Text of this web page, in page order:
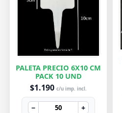
PALETA PRECIO 6X10 CM
PACK 10 UND
$1.190 c/u imp. incl.
− +